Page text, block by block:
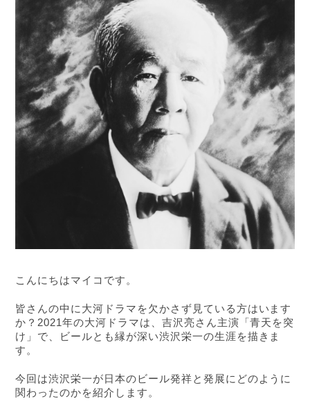
こんにちはマイコです。
皆さんの中に大河ドラマを欠かさず見ている方はいます
か？2021年の大河ドラマは、吉沢亮さん主演「青天を突
け」で、ビールとも縁が深い渋沢栄一の生涯を描きま
す。
今回は渋沢栄一が日本のビール発祥と発展にどのように
関わったのかを紹介します。